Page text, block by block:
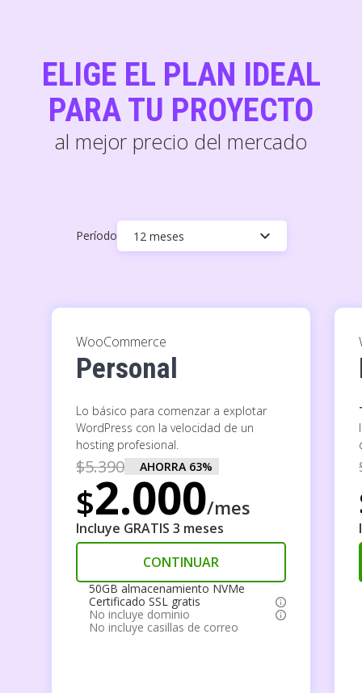
ELIGE EL PLAN IDEAL
PARA TU PROYECTO
al mejor precio del mercado
Período 12 meses keyboard_arrow_down
WooCommerce
Personal
Lo básico para comenzar a explotar
WordPress con la velocidad de un
hosting profesional.
$5.390 AHORRA 63%
$2.000/mes
Incluye GRATIS 3 meses
CONTINUAR
50GB almacenamiento NVMe
Certificado SSL gratis
No incluye dominio
No incluye casillas de correo